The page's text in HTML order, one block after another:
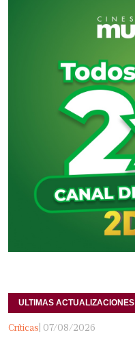
ULTIMAS ACTUALIZACIONES
Críticas | 07/08/2026